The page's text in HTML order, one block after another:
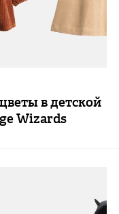
в детской
Wizards